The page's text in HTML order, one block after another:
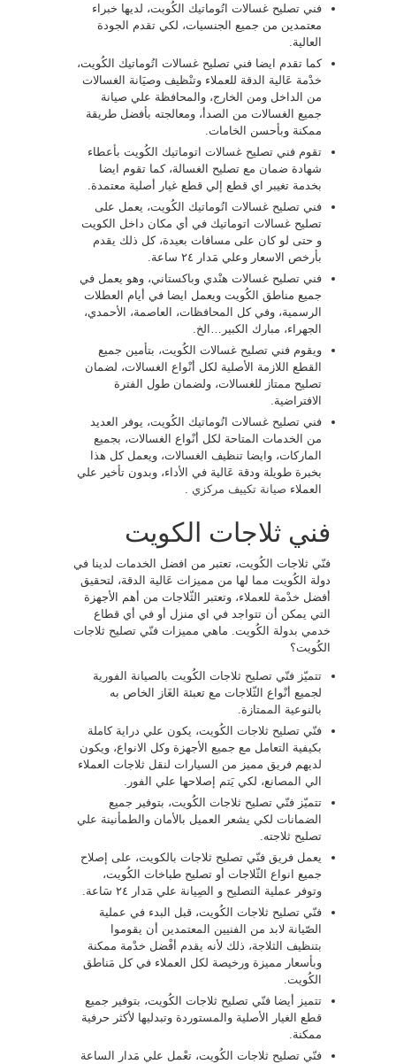
فني تصليح غسالات اتُوماتيك الكُويت، لديها خبراء
معتمدين من جميع الجنسيات، لكي تقدم الجودة
العالية.
كما تقدم ايضا فني تصليح غسالات اتُوماتيك الكُويت،
خدْمة عَالية الدقة للعملاء وتنْظيف وصيَانة الغسالات
من الداخل ومن الخارج، والمحافظة علي صيانة
جميع الغسالات من الصدأ، ومعالجته بأفضل طريقة
ممكنة وبأحسن الخامات.
تقوم فني تصليح غسالات اتوماتيك الكُويت بأعطاء
شهادة ضمان مع تصليح الغسالة، كما تقوم ايضا
بخدمة تغيبر اي قطع إلي قطع غيار أصلية معتمدة.
فني تصليح غسالات اتُوماتيك الكُويت، يعمل على
تصليح غسالات اتوماتيك في أي مكان داخل الكويت
و حتى لو كان على مسافات بعيدة، كل ذلك يقدم
بأرخص الاسعار وعلي مَدار ٢٤ ساعة.
فني تصليح غسالات هنْدي وباكستاني، وهو يعمل في
جميع مناطق الكُويت ويعمل ايضا في أيام العطلات
الرسمية، وفي كل المحافظات، العاصمة، الأحمدي،
الجهراء، مبارك الكبير…الخ.
ويقوم فني تصليح غسالات الكُويت، بتأمين جميع
القطع اللازمة الأصلية لكل أنْواع الغسالات، لضمان
تصليح ممتاز للغسالات، ولضمان طول الفترة
الافتراضية.
فني تصليح غسالات اتُوماتيك الكُويت، يوفر العديد
من الخدمات المتاحة لكل أنْواع الغسالات، بجميع
الماركات، وايضا تنظيف الغسالات، ويعمل كل هذا
بخبرة طويلة ودقة عَالية في الأداء، وبدون تأخير علي
العملاء صيانة تكييف مركزي
فني ثلاجات الكويت
فنّي ثلاجات الكُويت، تعتبر من افضل الخدمات لدينا في
دولة الكُويت مما لها من مميزات عَالية الدقة، لتحقيق
أفضل خدْمة للعملاء، وتعتبر الثّلاجات من أهم الأجهزة
التي يمكن أن تتواجد في اي منزل أو في أي قطاع
خدمي بدولة الكُويت. ماهي مميزات فنّي تصليح ثلاجات
الكُويت؟
تتميّز فنّي تصليح ثلاجات الكُويت بالصيانة الفورية
لجميع أنْواع الثّلاجات مع تعبئة الغَاز الخاص به
بالنوعية الممتازة.
فنّي تصليح ثلاجات الكُويت، يكون علي دراية كاملة
بكيفية التعامل مع جميع الأجهزة وكل الانواع، ويكون
لديهم فريق مميز من السيارات لنقل ثلاجات العملاء
الي المصانع، لكي يَتم إصلاحها علي الفور.
تتميّز فنّي تصليح ثلاجات الكُويت، بتوفير جميع
الضمانات لكي يشعر العميل بالأمان والطمأنينة علي
تصليح ثلاجته.
يعمل فريق فنّي تصليح ثلاجات بالكويت، على إصلاح
جميع انواع الثّلاجات أو تصليح طباخات الكُويت،
وتوفر عملية التصليح و الصِيانة علي مَدار ٢٤ سَاعة.
فنّي تصليح ثلاجات الكُويت، قبل البدء في عملية
الصّيانة لابد من الفنيين المعتمدين أن يقوموا
بتنظيف الثلاجة، ذلك لأنه يقدم أفْضل خدْمة ممكنة
وبأسعار مميزة ورخيصة لكل العملاء في كل مَناطق
الكُويت.
تتميز أيضا فنّي تصليح ثلاجات الكُويت، بتوفير جميع
قطع الغيار الأصلية والمستوردة وتبدليها لأكثر حرفية
ممكنة.
فنّي تصليح ثلاجات الكُويت، تعْمل علي مَدار الساعة